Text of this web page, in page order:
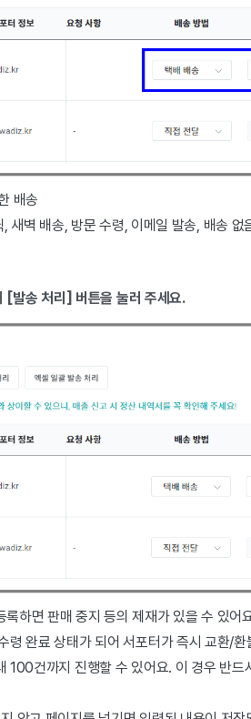
배송
새벽 배송, 방문 수령, 이메일 발송, 배송 없
[발송 처리] 버튼을 눌러 주세요.
록하면 판매 중지 등의 제재가 있을 수 있어
령 완료 상태가 되어 서포터가 즉시 교환/
100건까지 진행할 수 있어요. 이 경우 반